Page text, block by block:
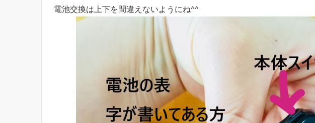
電池交換は上下を間違えないようにね^^